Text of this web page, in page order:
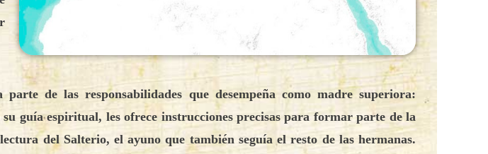
de las responsabilidades que desempeña como madre superiora:
guía espiritual, les ofrece instrucciones precisas para formar parte de la
del Salterio, el ayuno que también seguía el resto de las hermanas.